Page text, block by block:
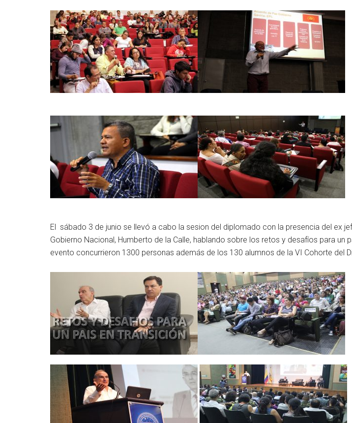
El sábado 3 de junio se llevó a cabo la sesion del diplomado con la presencia del ex
Gobierno Nacional, Humberto de la Calle, hablando sobre los retos y desafíos para un
evento concurrieron 1300 personas además de los 130 alumnos de la VI Cohorte del